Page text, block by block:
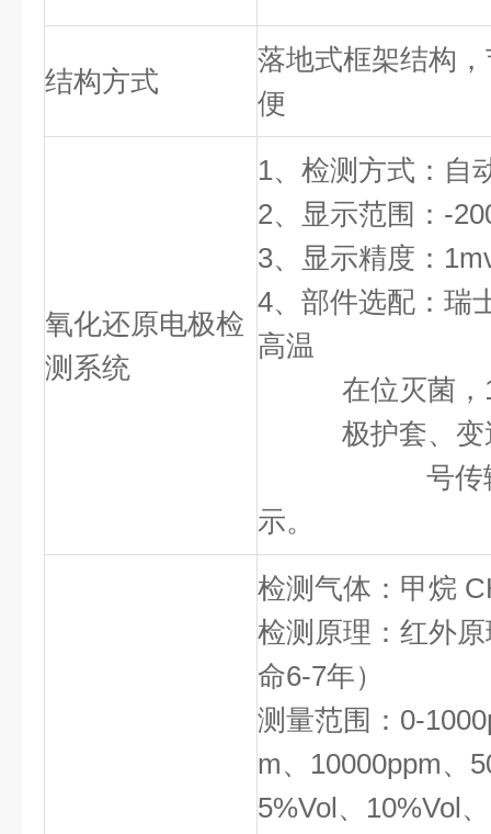
结构方式
落地式框架结构
便
氧化还原电极检
测系统
1、检测方式：自
2、显示范围：-
3、显示精度：
4、部件选配：瑞
高温
在位灭菌，
极护套、变送
号传输线连
示。
检测气体：甲烷
检测原理：红外
命6-7年）
测量范围：0-
m、10000ppm、
5%Vol、10%Vol